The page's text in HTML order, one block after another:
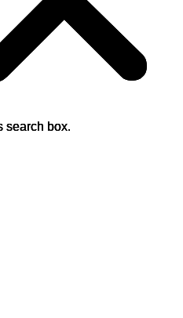
search box.
search box.
search box.